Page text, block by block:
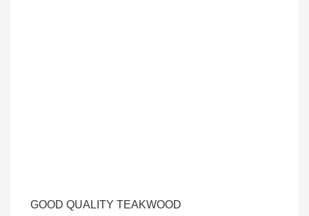
GOOD QUALITY TEAKWOOD